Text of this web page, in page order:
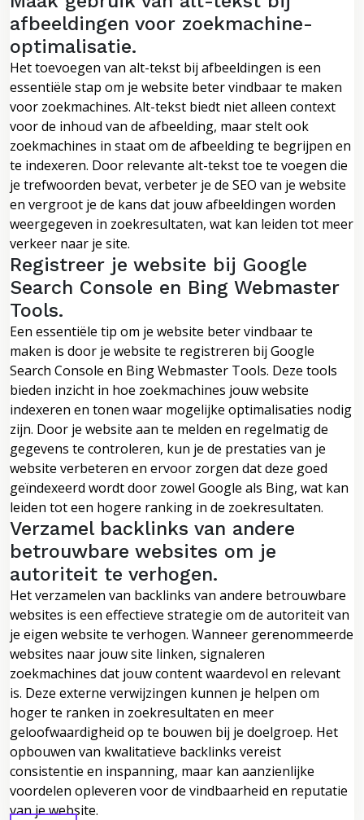
afbeeldingen voor zoekmachine-
optimalisatie.
Het toevoegen van alt-tekst bij afbeeldingen is een
essentiële stap om je website beter vindbaar te maken
voor zoekmachines. Alt-tekst biedt niet alleen context
voor de inhoud van de afbeelding, maar stelt ook
zoekmachines in staat om de afbeelding te begrijpen en
te indexeren. Door relevante alt-tekst toe te voegen die
je trefwoorden bevat, verbeter je de SEO van je website
en vergroot je de kans dat jouw afbeeldingen worden
weergegeven in zoekresultaten, wat kan leiden tot meer
verkeer naar je site.
Registreer je website bij Google
Search Console en Bing Webmaster
Tools.
Een essentiële tip om je website beter vindbaar te
maken is door je website te registreren bij Google
Search Console en Bing Webmaster Tools. Deze tools
bieden inzicht in hoe zoekmachines jouw website
indexeren en tonen waar mogelijke optimalisaties nodig
zijn. Door je website aan te melden en regelmatig de
gegevens te controleren, kun je de prestaties van je
website verbeteren en ervoor zorgen dat deze goed
geïndexeerd wordt door zowel Google als Bing, wat kan
leiden tot een hogere ranking in de zoekresultaten.
Verzamel backlinks van andere
betrouwbare websites om je
autoriteit te verhogen.
Het verzamelen van backlinks van andere betrouwbare
websites is een effectieve strategie om de autoriteit van
je eigen website te verhogen. Wanneer gerenommeerde
websites naar jouw site linken, signaleren
zoekmachines dat jouw content waardevol en relevant
is. Deze externe verwijzingen kunnen je helpen om
hoger te ranken in zoekresultaten en meer
geloofwaardigheid op te bouwen bij je doelgroep. Het
opbouwen van kwalitatieve backlinks vereist
consistentie en inspanning, maar kan aanzienlijke
voordelen opleveren voor de vindbaarheid en reputatie
van je website.